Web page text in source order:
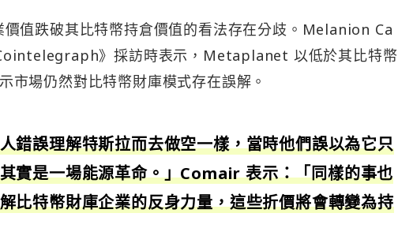
值跌破其比特幣持倉價值的看法存在分歧。Melanion Ca
》採訪時表示，Metaplanet 以低於其比特幣
市場仍然對比特幣財庫模式存在誤解。
錯誤理解特斯拉而去做空一樣，當時他們誤以為它只
實是一場能源革命。」Comair 表示：「同樣的事也
比特幣財庫企業的反身力量，這些折價將會轉變為持